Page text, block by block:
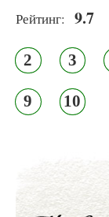
Рейтинг: 9.7
2 3
9 10